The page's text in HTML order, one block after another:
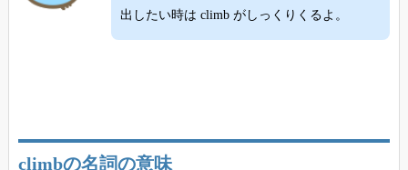
出したい時は climb がしっくりくるよ。
climbの名詞の意味